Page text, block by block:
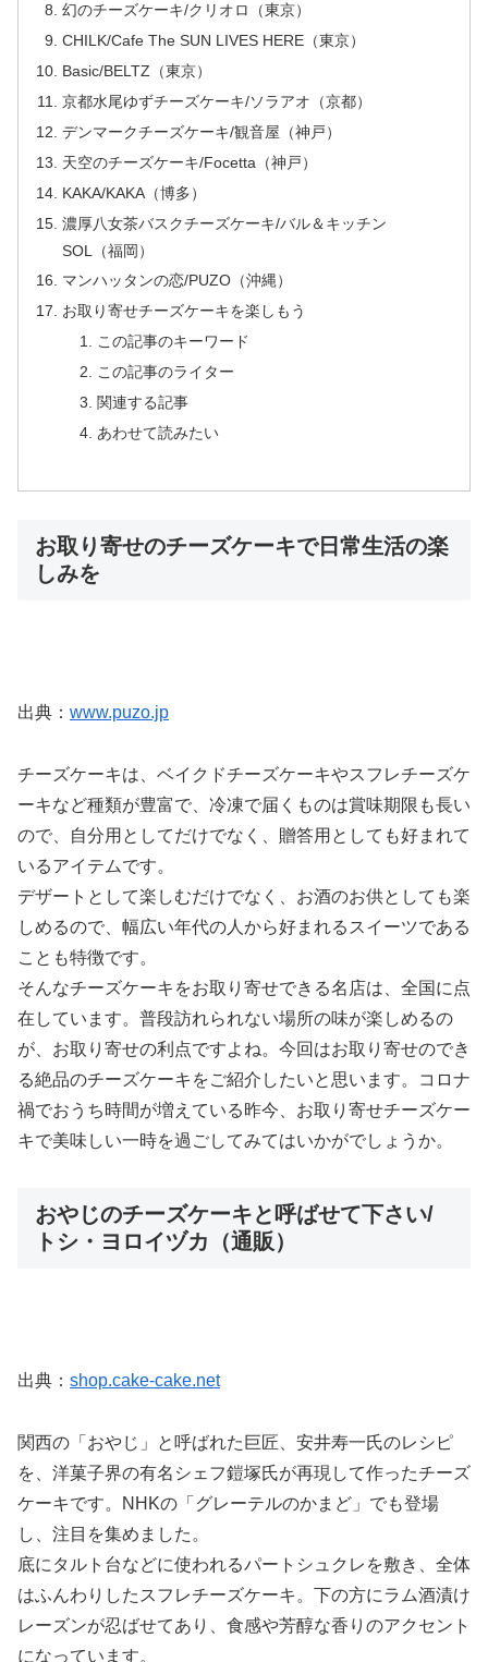
幻のチーズケーキ/クリオロ（東京）
CHILK/Cafe The SUN LIVES HERE（東京）
Basic/BELTZ（東京）
京都水尾ゆずチーズケーキ/ソラアオ（京都）
デンマークチーズケーキ/観音屋（神戸）
天空のチーズケーキ/Focetta（神戸）
KAKA/KAKA（博多）
濃厚八女茶バスクチーズケーキ/バル＆キッチン
SOL（福岡）
マンハッタンの恋/PUZO（沖縄）
お取り寄せチーズケーキを楽しもう
この記事のキーワード
この記事のライター
関連する記事
あわせて読みたい
お取り寄せのチーズケーキで日常生活の楽
しみを
出典： www.puzo.jp
チーズケーキは、ベイクドチーズケーキやスフレチーズケ
ーキなど種類が豊富で、冷凍で届くものは賞味期限も長い
ので、自分用としてだけでなく、贈答用としても好まれて
いるアイテムです。
デザートとして楽しむだけでなく、お酒のお供としても楽
しめるので、幅広い年代の人から好まれるスイーツである
ことも特徴です。
そんなチーズケーキをお取り寄せできる名店は、全国に点
在しています。普段訪れられない場所の味が楽しめるの
が、お取り寄せの利点ですよね。今回はお取り寄せのでき
る絶品のチーズケーキをご紹介したいと思います。コロナ
禍でおうち時間が増えている昨今、お取り寄せチーズケー
キで美味しい一時を過ごしてみてはいかがでしょうか。
おやじのチーズケーキと呼ばせて下さい/
トシ・ヨロイヅカ（通販）
出典： shop.cake-cake.net
関西の「おやじ」と呼ばれた巨匠、安井寿一氏のレシピ
を、洋菓子界の有名シェフ鎧塚氏が再現して作ったチーズ
ケーキです。NHKの「グレーテルのかまど」でも登場
し、注目を集めました。
底にタルト台などに使われるパートシュクレを敷き、全体
はふんわりしたスフレチーズケーキ。下の方にラム酒漬け
レーズンが忍ばせてあり、食感や芳醇な香りのアクセント
になっています。